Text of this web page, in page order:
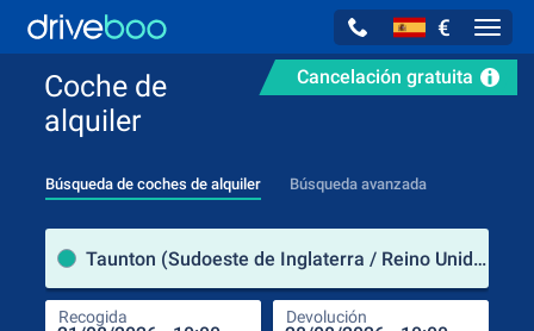
€
Cancelación gratuita
Coche de
alquiler
Búsqueda de coches de alquiler Búsqueda avanzada
Taunton (Sudoeste de Inglaterra / Reino Unido)
Recogida Devolución